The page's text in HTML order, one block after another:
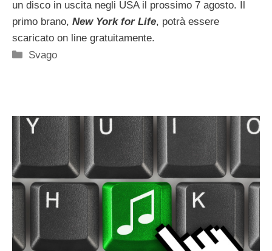
un disco in uscita negli USA il prossimo 7 agosto. Il
primo brano, New York for Life, potrà essere
scaricato on line gratuitamente.
Categorie
Svago